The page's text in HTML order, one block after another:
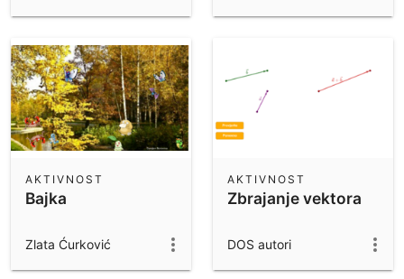
Bajka
AKTIVNOST
Zlata Ćurković
Zbrajanje vektora
AKTIVNOST
DOS autori